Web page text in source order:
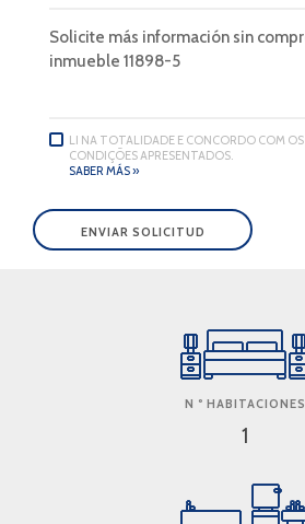
LI NA TOTALIDADE E CONCORDO COM
CONDIÇÕES APRESENTADOS.
SABER MÁS »
N º HABITACIONES
1